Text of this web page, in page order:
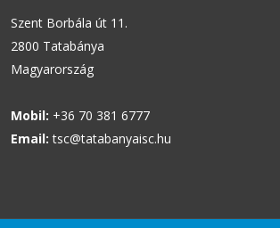
Szent Borbála út 11.
2800 Tatabánya
Magyarország
Mobil: +36 70 381 6777
Email: tsc@tatabanyaisc.hu